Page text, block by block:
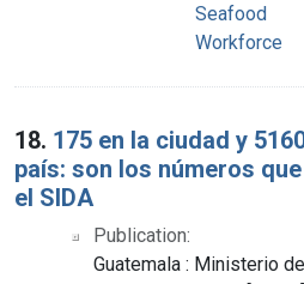
Seafood
Workforce
18. 175 en la ciudad y
país: son los números
el SIDA
Publication:
Guatemala : Ministerio